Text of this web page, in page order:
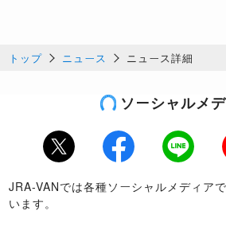
トップ ニュース ニュース詳細
ソーシャルメ
Twitter Facebook LINE
JRA-VANでは各種ソーシャルメディア
います。